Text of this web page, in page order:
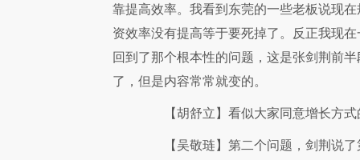
靠提高效率。我看到东莞的一些老板说现
资效率没有提高等于要死掉了。反正我现
回到了那个根本性的问题，这是张剑荆前
了，但是内容常常就变的。
【胡舒立】 看似大家同意增长方
【吴敬琏】 第二个问题，剑荆说